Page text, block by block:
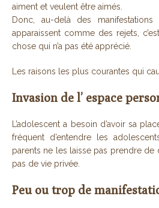
aiment et veulent être aimés.
Donc, au-delà des
apparaissent comme des rejets,
chose qui n’a pas été apprécié.
Les raisons les plus courantes qui
Invasion de l’ espace
L’adolescent a besoin d’avoir sa
fréquent d’entendre les
parents ne les laisse pas prendre de
pas de vie privée.
Peu ou trop de